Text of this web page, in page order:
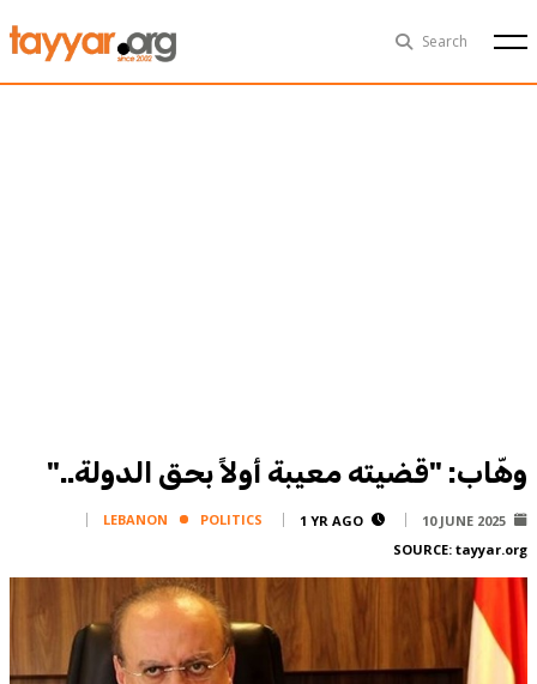
Search
Sun, Aug 9th 29°C
FPM
وهّاب: "قضيته معيبة أولاً بحق الدولة.."
10 JUNE 2025
1 YR AGO
LEBANON
POLITICS
SOURCE: tayyar.org